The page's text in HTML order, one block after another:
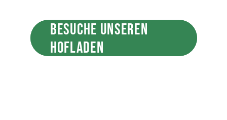
BESUCHE UNSEREN
HOFLADEN